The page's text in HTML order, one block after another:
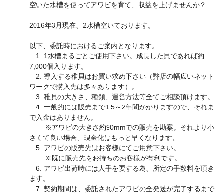
空いた水槽を使ってアワビを育て、収益を上げませんか？
2016年3月現在、2水槽空いております。
以下、委託時におけるご案内となります。
1. 1水槽まるごとご使用下さい。成長した貝であれば約
7,000個入ります。
2. 導入する稚貝はお買い求め下さい（弊店の幅広いネット
ワークで購入先は多々あります）。
3. 稚貝の大きさ、種類、運営方法等全てご相談頂けます。
4. 一般的には販売まで1.5～2年間かかりますので、それま
で入金はありません。
※アワビの大きさ約90mmでの販売を勘案。それより小
さくて良い場合、現金化はもっと早くなります。
5. アワビの販売先はお客様にてご用意下さい。
※既に販売先をお持ちのお客様が有利です。
6. アワビ出荷時には人手を要する為、所定の手数料を頂き
ます。
7. 契約期間は、委託されたアワビの全発送が完了するまで